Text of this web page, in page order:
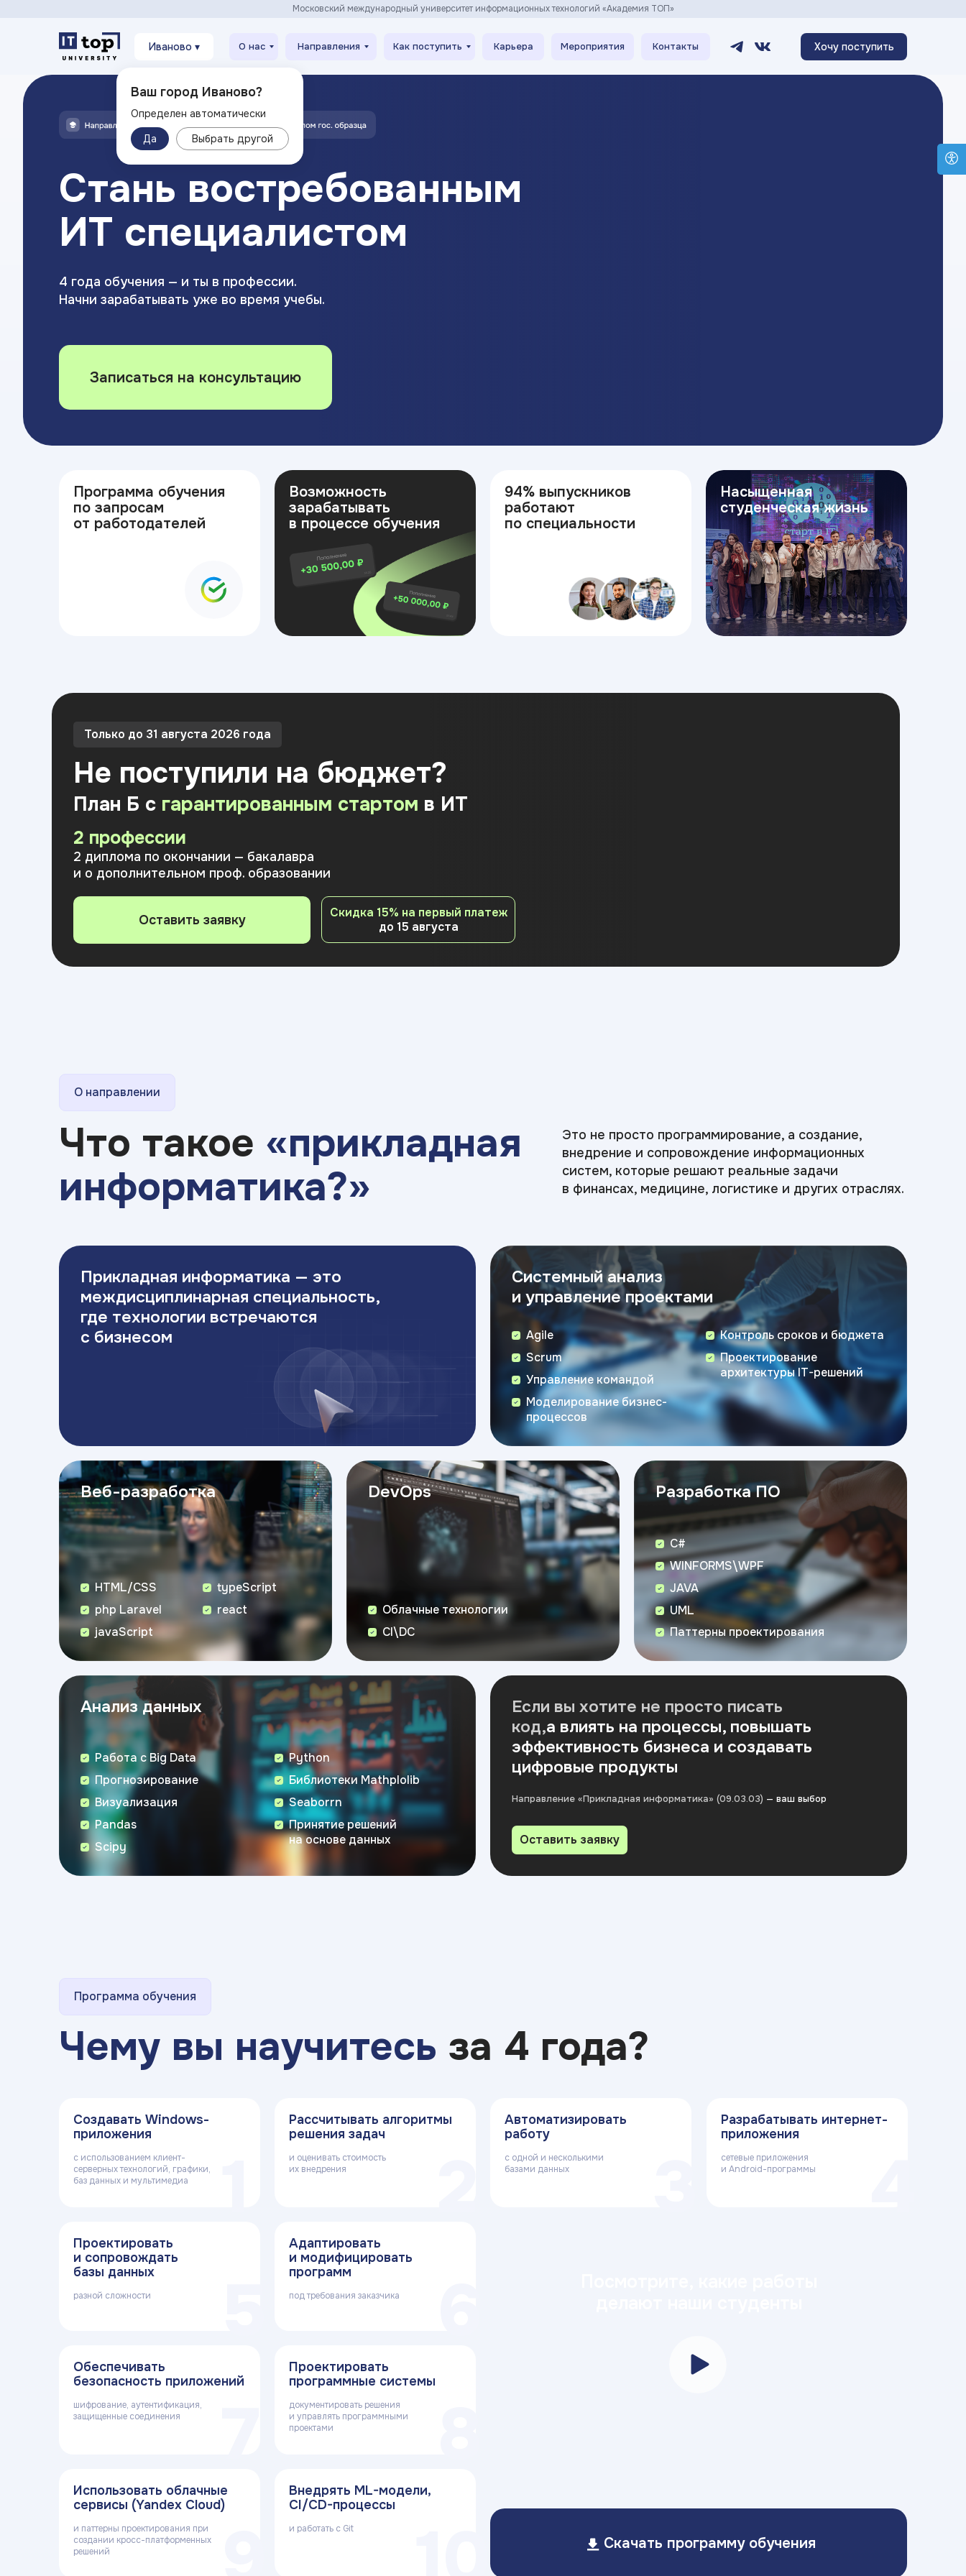
Ваш город Иваново?
Да Выбрать другой
Определен автоматически
Иваново ▾ Карьера Мероприятия
О нас Направления Как поступить Контакты Хочу поступить
Московский международный университет информационных технологий «Академия ТОП»
Стань востребованным
ИТ специалистом
4 года обучения — и ты в профессии.
Начни зарабатывать уже во время учебы.
Записаться на консультацию
Программа обучения
по запросам
от работодателей
Возможность
зарабатывать
в процессе обучения
Насыщенная
студенческая жизнь
94% выпускников
работают
по специальности
Не поступили на бюджет?
План Б с гарантированным стартом в ИТ
Оставить заявку
Только до 31 августа 2026 года
Скидка 15% на первый платеж
до 15 августа
2 профессии
2 диплома по окончании — бакалавра
и о дополнительном проф. образовании
Что такое «прикладная
информатика?»
Это не просто программирование, а создание,
внедрение и сопровождение информационных
систем, которые решают реальные задачи
в финансах, медицине, логистике и других отраслях.
О направлении
Прикладная информатика — это
междисциплинарная специальность,
где технологии встречаются
с бизнесом
Системный анализ
и управление проектами
Моделирование бизнес-
процессов
Управление командой
Проектирование
архитектуры IT-решений
Контроль сроков и бюджета
Scrum
Agile
Если вы хотите не просто писать
код,а влиять на процессы, повышать
эффективность бизнеса и создавать
цифровые продукты
Направление «Прикладная информатика» (09.03.03) — ваш выбор
Оставить заявку
Scipy
Pandas
Визуализация
Прогнозирование
Принятие решений
на основе данных
Seaborrn
Библиотеки Mathplolib
Python
Работа с Big Data
Анализ данных
javaScript
react
typeScript
php Laravel
HTML/CSS
Веб-разработка
Паттерны проектирования
UML
JAVA
WINFORMS\WPF
C#
Разработка ПО
CI\DC
Облачные технологии
DevOps
Чему вы научитесь за 4 года?
Программа обучения
Внедрять ML-модели,
CI/CD-процессы
и работать с Git
Использовать облачные
сервисы (Yandex Cloud)
и паттерны проектирования при
создании кросс-платформенных
решений
Проектировать
программные системы
документировать решения
и управлять программными
проектами
Обеспечивать
безопасность приложений
шифрование, аутентификация,
защищенные соединения
Адаптировать
и модифицировать
программ
под требования заказчика
Проектировать
и сопровождать
базы данных
разной сложности
Разрабатывать интернет-
приложения
сетевые приложения
и Android-программы
Автоматизировать
работу
с одной и несколькими
базами данных
Рассчитывать алгоритмы
решения задач
и оценивать стоимость
их внедрения
Создавать Windows-
приложения
с использованием клиент-
серверных технологий, графики,
баз данных и мультимедиа
Скачать программу обучения